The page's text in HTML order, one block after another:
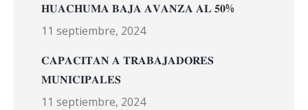
𝐇𝐔𝐀𝐂𝐇𝐔𝐌𝐀 𝐁𝐀𝐉𝐀 𝐀𝐕𝐀𝐍𝐙𝐀 𝐀𝐋 𝟓𝟎%
11 septiembre, 2024
𝐂𝐀𝐏𝐀𝐂𝐈𝐓𝐀𝐍 𝐀 𝐓𝐑𝐀𝐁𝐀𝐉𝐀𝐃𝐎𝐑𝐄𝐒
𝐌𝐔𝐍𝐈𝐂𝐈𝐏𝐀𝐋𝐄𝐒
11 septiembre, 2024